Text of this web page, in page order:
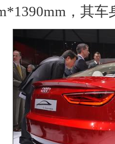
，其